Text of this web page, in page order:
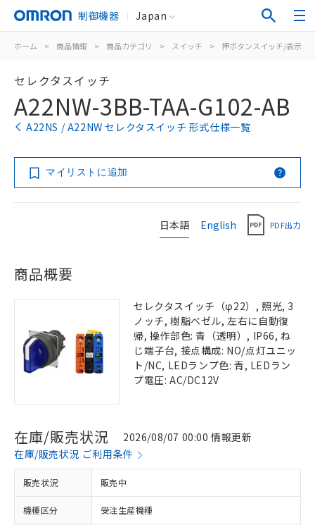
制御機器 Japan
ホーム > 商品情報 > 商品カテゴリ > スイッチ > 押ボタンスイッチ/表示灯
セレクタスイッチ
A22NW-3BB-TAA-G102-AB
A22NS / A22NW セレクタスイッチ 形式仕様一覧
マイリストに追加
日本語 English PDF出力
商品概要
セレクタスイッチ（φ22）, 照光, 3
ノッチ, 樹脂ベゼル, 左右に自動復
帰, 操作部色: 青（透明）, IP66, ね
じ端子台, 接点構成: NO/点灯ユニッ
ト/NC, LEDランプ色: 青, LEDラン
プ電圧: AC/DC12V
在庫/販売状況
2026/08/07 00:00 情報更新
在庫/販売状況 ご利用条件
販売状況 販売中
機種区分 受注生産機種